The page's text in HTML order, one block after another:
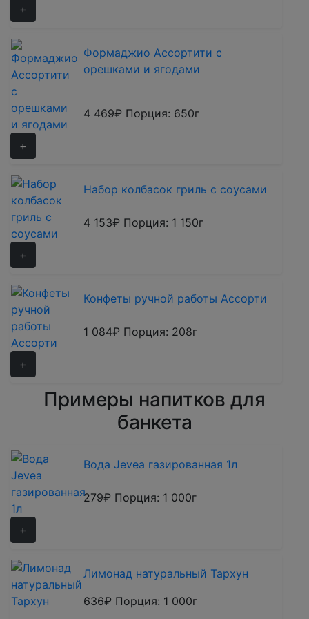
+
Формаджио Ассортити с
орешками и ягодами
4 469₽ Порция: 650г
+
Набор колбасок гриль с соусами
4 153₽ Порция: 1 150г
+
Конфеты ручной работы Ассорти
1 084₽ Порция: 208г
+
Примеры напитков для
банкета
Вода Jevea газированная 1л
279₽ Порция: 1 000г
+
Лимонад натуральный Тархун
636₽ Порция: 1 000г
Оксана
Организатор конференции в
организацию питания.
профессионализм,
заинтересованность в
положительном результате.
Желаем вам успехов и